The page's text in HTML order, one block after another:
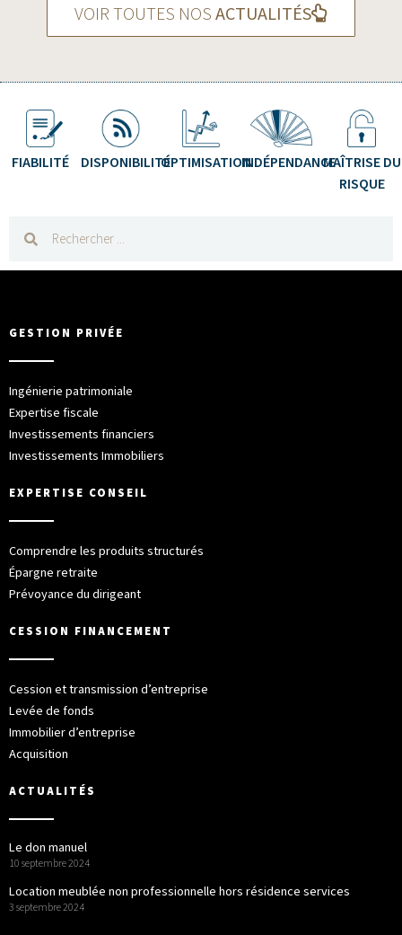
VOIR TOUTES NOS ACTUALITÉS
FIABILITÉ DISPONIBILITÉOPTIMISATIONINDÉPENDANCEMAÎTRISE DU
RISQUE
GESTION PRIVÉE
Ingénierie patrimoniale
Expertise fiscale
Investissements financiers
Investissements Immobiliers
EXPERTISE CONSEIL
Comprendre les produits structurés
Épargne retraite
Prévoyance du dirigeant
CESSION FINANCEMENT
Cession et transmission d’entreprise
Levée de fonds
Immobilier d’entreprise
Acquisition
ACTUALITÉS
Le don manuel
10 septembre 2024
Location meublée non professionnelle hors résidence services
3 septembre 2024